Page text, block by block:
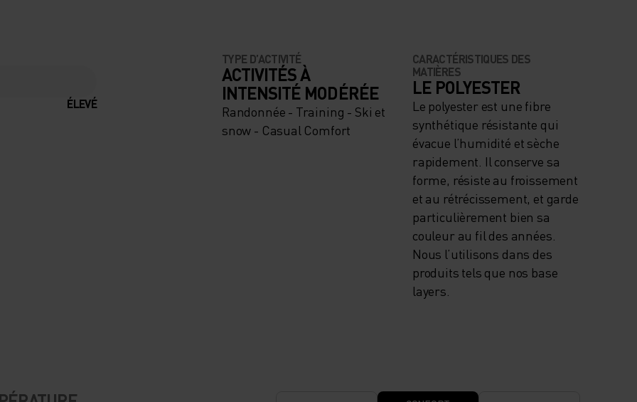
ÉLEVÉ
TYPE D’ACTIVITÉ
ACTIVITÉS À
INTENSITÉ MODÉRÉE
Randonnée - Training - Ski et
snow - Casual Comfort
CARACTÉRISTIQUES DES
MATIÈRES
LE POLYESTER
Le polyester est une fibre
synthétique résistante qui
évacue l’humidité et sèche
rapidement. Il conserve sa
forme, résiste au froissement
et au rétrécissement, et garde
particulièrement bien sa
couleur au fil des années.
Nous l’utilisons dans des
produits tels que nos base
layers.